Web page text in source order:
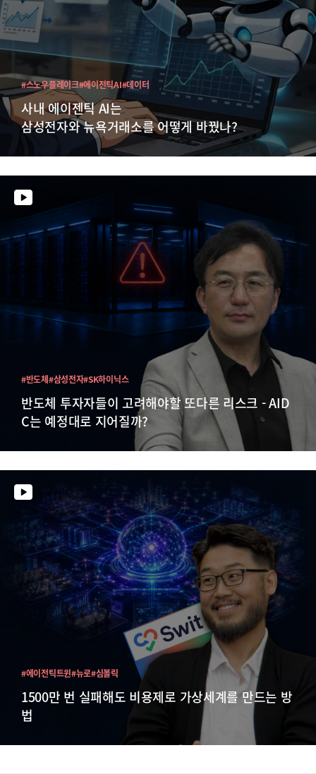
사내 에이젠틱 AI는
삼성전자와 뉴욕거래소를 어떻게 바꿨나?
#스노우플레이크#에이전틱AI#데이터
반도체 투자자들이 고려해야할 또다른 리스크 - AID
C는 예정대로 지어질까?
#반도체#삼성전자#SK하이닉스
1500만 번 실패해도 비용제로 가상세계를 만드는 방
법
#에이전틱트윈#뉴로#심볼릭